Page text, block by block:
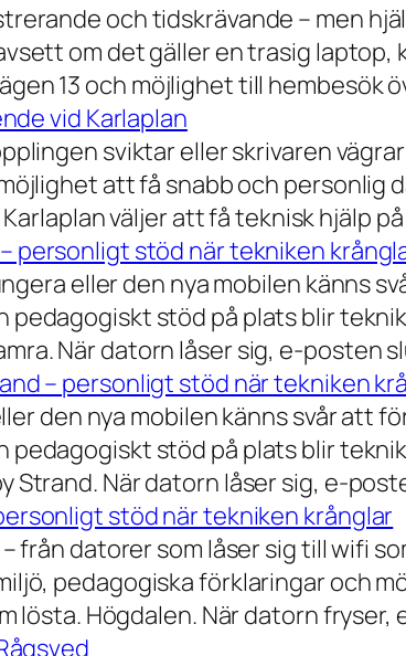
och tidskrävande – men
om det gäller en trasig
13 och möjlighet till hembesök
vid Karlaplan
sviktar eller skrivaren
att få snabb och
väljer att få teknisk hjälp
personligt stöd när tekniken
eller den nya mobilen känns
pedagogiskt stöd på plats blir
När datorn låser sig, e-posten
– personligt stöd när tekniken
den nya mobilen känns svår att
pedagogiskt stöd på plats blir
Strand. När datorn låser sig, e-
stöd när tekniken krånglar
från datorer som låser sig till wifi
pedagogiska förklaringar och
lösta. Högdalen. När datorn